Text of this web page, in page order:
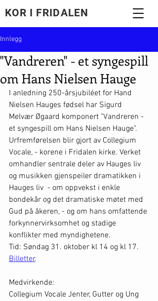
KOR I FRIDALEN
Innlegg
"Vandreren" - et syngespill
om Hans Nielsen Hauge
I anledning 250-årsjubiléet for Hand
Nielsen Hauges fødsel har Sigurd
Melvær Øgaard komponert "Vandreren -
et syngespill om Hans Nielsen Hauge".
Urfremførelsen blir gjort av Collegium
Vocale, - korene i Fridalen kirke. Verket
omhandler sentrale deler av Hauges liv
og musikken gjenspeiler dramatikken i
Hauges liv  - om oppvekst i enkle
bondekår og det dramatiske møtet med
Gud på åkeren, - og om hans omfattende
forkynnervirksomhet og stadige
konflikter med myndighetene.
Tid: Søndag 31. oktober kl 14 og kl 17.
Billetter.
Medvirkende:
Collegium Vocale Jenter, Gutter og Ung